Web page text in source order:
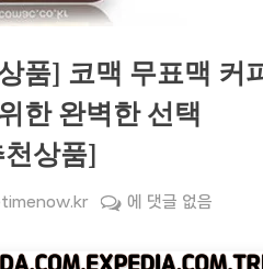
품] 코맥 무표맥 커
한 완벽한 선택
상품]
[커
타
에 댓글 없음